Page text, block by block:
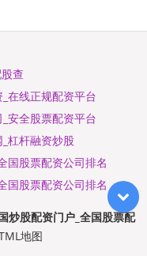
查
在线正规配资平台
安全股票配资平台
杠杆融资炒股
国股票配资公司排名
国股票配资公司排名
炒股配资门户_全国股票配
地图